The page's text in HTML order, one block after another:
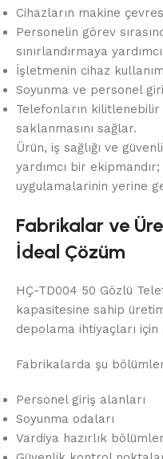
Cihazların makine
Personelin görev
sınırlandırmaya
İşletmenin cihaz
Soyunma ve personel
Telefonların
saklanmasını sağlar.
Ürün, iş sağlığı ve
yardımcı bir
uygulamalarinin yerine
Fabrikalar ve
İdeal Çözüm
HÇ-TD004 50 Gözlü
kapasitesine sahip
depolama ihtiyaçları
Fabrikalarda şu
Personel giriş alanları
Soyunma odaları
Vardiya hazırlık